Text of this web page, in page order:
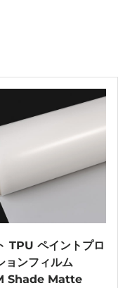
TPU ペイントプロ
ョンフィルム
Shade Matte